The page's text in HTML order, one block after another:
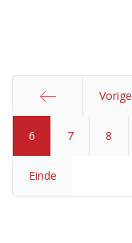
Vorige
6 7 8
Einde